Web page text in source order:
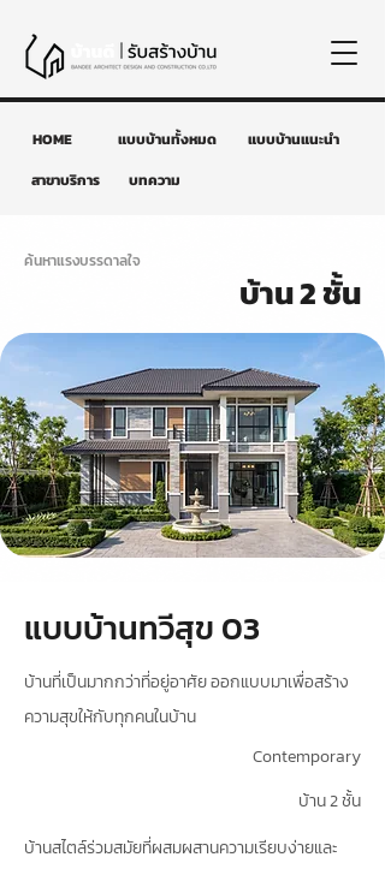
HOME แบบบ้านทั้งหมด
แบบบ้านแนะนำ
สาขาบริการ
บทความ
ค้นหาแรงบรรดาลใจ
บ้าน 2 ชั้น
แบบบ้านทวีสุข 03
บ้านที่เป็นมากกว่าที่อยู่อาศัย ออกแบบมาเพื่อสร้าง
ความสุขให้กับทุกคนในบ้าน
Contemporary
บ้าน 2 ชั้น
บ้านสไตล์ร่วมสมัยที่ผสมผสานความเรียบง่ายและ